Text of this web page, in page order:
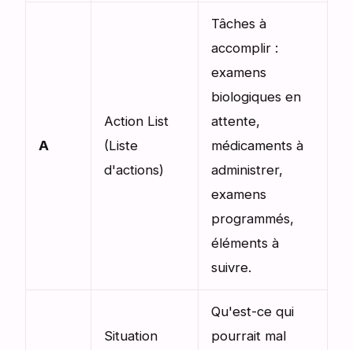
A
Action List
(Liste
d'actions)
Tâches à
accomplir :
examens
biologiques en
attente,
médicaments à
administrer,
examens
programmés,
éléments à
suivre.
Situation
Qu'est-ce qui
pourrait mal